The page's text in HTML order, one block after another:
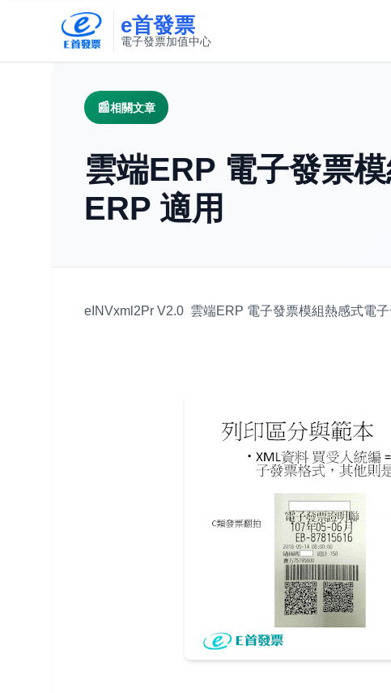
e首發票
電子發票加值中心
相關文章
雲端ERP 電子發票
ERP 適用
eINVxml2Pr V2.0 雲端ERP 電子發票模組熱感式電